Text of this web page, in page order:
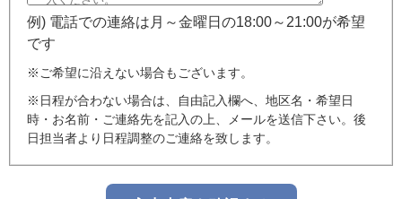
例) 電話での連絡は月～金曜日の18:00～21:00が希望
です
※ご希望に沿えない場合もございます。
※日程が合わない場合は、自由記入欄へ、地区名・希望日
時・お名前・ご連絡先を記入の上、メールを送信下さい。後
日担当者より日程調整のご連絡を致します。